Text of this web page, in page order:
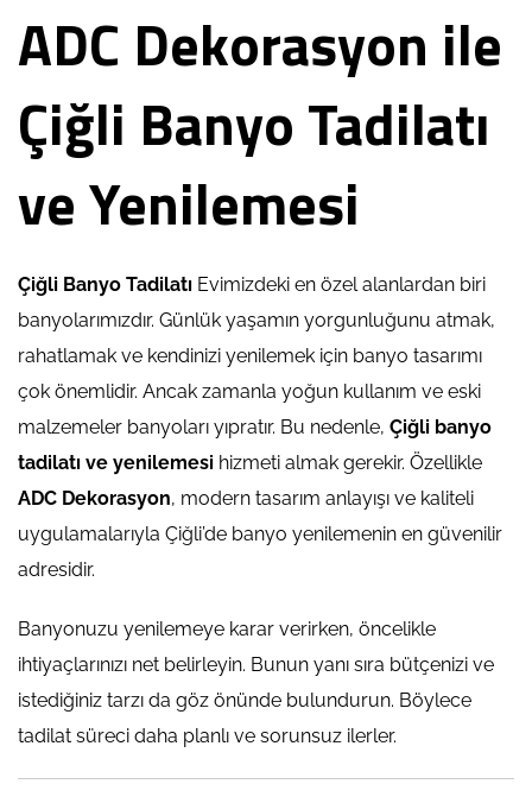
ADC Dekorasyon ile
Çiğli Banyo Tadilatı
ve Yenilemesi
Çiğli Banyo Tadilatı Evimizdeki en özel alanlardan biri
banyolarımızdır. Günlük yaşamın yorgunluğunu atmak,
rahatlamak ve kendinizi yenilemek için banyo tasarımı
çok önemlidir. Ancak zamanla yoğun kullanım ve eski
malzemeler banyoları yıpratır. Bu nedenle, Çiğli banyo
tadilatı ve yenilemesi hizmeti almak gerekir. Özellikle
ADC Dekorasyon, modern tasarım anlayışı ve kaliteli
uygulamalarıyla Çiğli’de banyo yenilemenin en güvenilir
adresidir.
Banyonuzu yenilemeye karar verirken, öncelikle
ihtiyaçlarınızı net belirleyin. Bunun yanı sıra bütçenizi ve
istediğiniz tarzı da göz önünde bulundurun. Böylece
tadilat süreci daha planlı ve sorunsuz ilerler.